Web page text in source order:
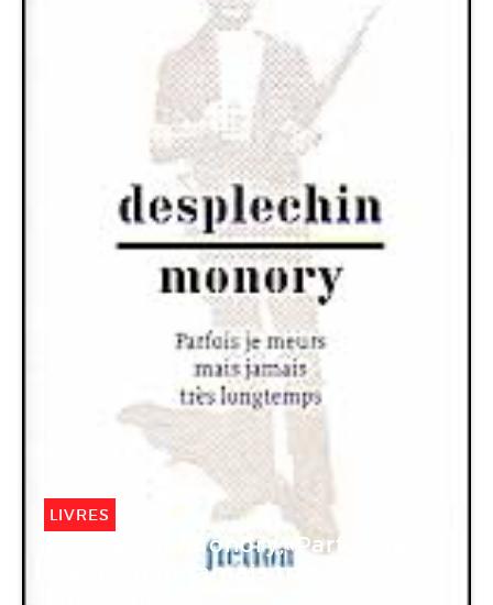
LIVRES
Desplechin/Monory,«Parfois je
meurs mais jamais très